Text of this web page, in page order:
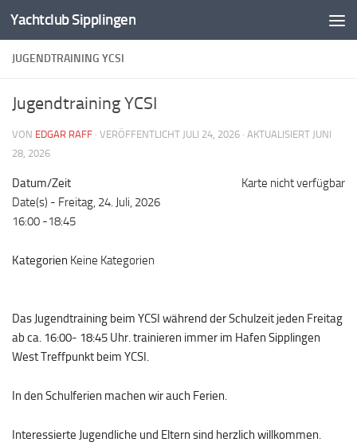
Zum Inhalt springen
Yachtclub Sipplingen
JUGENDTRAINING YCSI
Jugendtraining YCSI
VON EDGAR RAFF · VERÖFFENTLICHT JULI 24, 2026 · AKTUALISIERT JUNI
28, 2026
Karte nicht verfügbar
Datum/Zeit
Date(s) - Freitag, 24. Juli, 2026
16:00 -18:45
Kategorien Keine Kategorien
Das Jugendtraining beim YCSI während der Schulzeit jeden Freitag
ab ca. 16:00- 18:45 Uhr. trainieren immer im Hafen Sipplingen
West Treffpunkt beim YCSI.
In den Schulferien machen wir auch Ferien.
Interessierte Jugendliche und Eltern sind herzlich willkommen.